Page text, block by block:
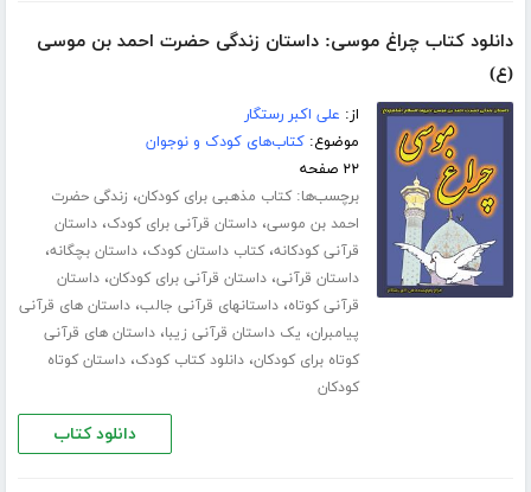
دانلود کتاب چراغ موسی: داستان زندگی حضرت احمد بن موسی
(ع)
از: علی اکبر رستگار
موضوع:کتاب‌های کودک و نوجوان
۲۲ صفحه
برچسب‌ها:کتاب مذهبی برای کودکان، زندگی حضرت
احمد بن موسی،داستان قرآنی برای کودک،داستان
قرآنی کودکانه،کتاب داستان کودک،داستان بچگانه،
داستان قرآنی،داستان قرآنی برای کودکان،داستان
قرآنی کوتاه،داستانهای قرآنی جالب،داستان های قرآنی
پیامبران، یک داستان قرآنی زیبا،داستان های قرآنی
کوتاه برای کودکان،دانلود کتاب کودک،داستان کوتاه
کودکان
دانلود کتاب